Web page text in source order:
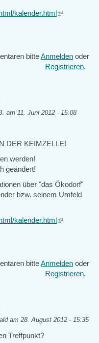
kalender.html(link
bitteAnmelden oder
Registrieren.
am 11. Juni 2012 - 15:08
DER KEIMZELLE!
werden!
geändert!
über "das Ökodorf"
bzw. seinem Umfeld
kalender.html(link
bitteAnmelden oder
Registrieren.
am 28. August 2012 - 15:35
Treffpunkt?